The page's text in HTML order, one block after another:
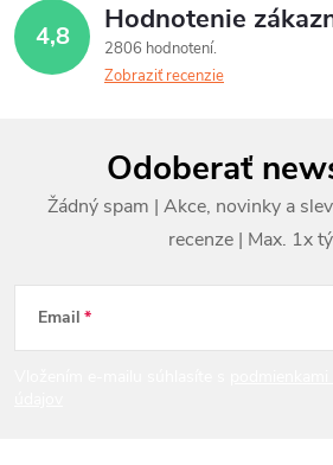
4,8 Hodnotenie
2806 hodnotení
Zobraziť recenzie
ä
Odoberať
Email